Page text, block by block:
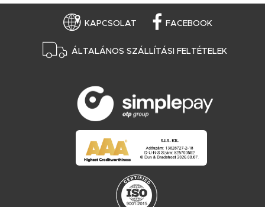
KAPCSOLAT FACEBOOK
ÁLTALÁNOS SZÁLLÍTÁSI FELTÉTELEK